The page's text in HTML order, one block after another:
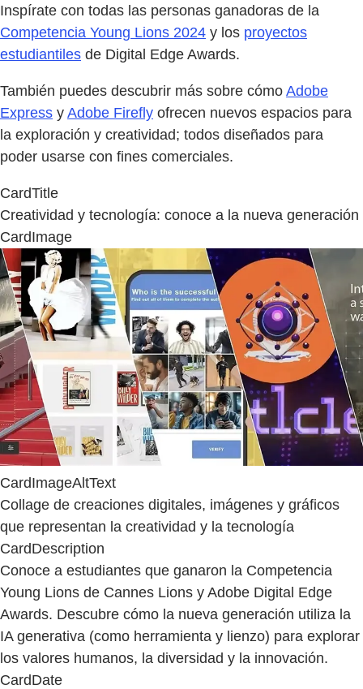
Inspírate con todas las personas ganadoras de la
Competencia Young Lions 2024 y los proyectos
estudiantiles de Digital Edge Awards.
También puedes descubrir más sobre cómo Adobe
Express y Adobe Firefly ofrecen nuevos espacios para
la exploración y creatividad; todos diseñados para
poder usarse con fines comerciales.
CardTitle
Creatividad y tecnología: conoce a la nueva generación
CardImage
CardImageAltText
Collage de creaciones digitales, imágenes y gráficos
que representan la creatividad y la tecnología
CardDescription
Conoce a estudiantes que ganaron la Competencia
Young Lions de Cannes Lions y Adobe Digital Edge
Awards. Descubre cómo la nueva generación utiliza la
IA generativa (como herramienta y lienzo) para explorar
los valores humanos, la diversidad y la innovación.
CardDate